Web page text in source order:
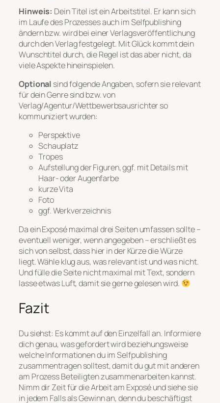
Hinweis: Dein Titel ist ein Arbeitstitel. Er kann sich
im Laufe des Prozesses auch im Selfpublishing
ändern bzw. wird bei einer Verlagsveröffentlichung
durch den Verlag festgelegt. Mit Glück kommt dein
Wunschtitel durch, die Regel ist das aber nicht, da
viele Aspekte hineinspielen.
Optional sind folgende Angaben, sofern sie relevant
für dein Genre sind bzw. von
Verlag/Agentur/Wettbewerbsausrichter so
kommuniziert wurden:
Perspektive
Schauplatz
Tropes
Aufstellung der Figuren, ggf. mit Details mit
Haar- oder Augenfarbe
kurze Vita
Foto
ggf. Werkverzeichnis
Da ein Exposé maximal drei Seiten umfassen sollte –
eventuell weniger, wenn angegeben – erschließt es
sich von selbst, dass hier in der Kürze die Würze
liegt. Wähle klug aus, was relevant ist und was nicht.
Und fülle die Seite nicht maximal mit Text, sondern
lasse etwas Luft, damit sie gerne gelesen wird.
Fazit
Du siehst: Es kommt auf den Einzelfall an. Informiere
dich genau, was gefordert wird beziehungsweise
welche Informationen du im Selfpublishing
zusammentragen solltest, damit du gut mit anderen
am Prozess Beteiligten zusammenarbeiten kannst.
Nimm dir Zeit für die Arbeit am Exposé und siehe sie
in jedem Falls als Gewinn an, denn du beschäftigst